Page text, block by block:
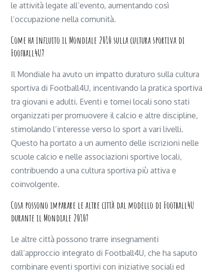
le attività legate all’evento, aumentando così
l’occupazione nella comunità.
Come ha influito il Mondiale 2010 sulla cultura sportiva di
Football4U?
Il Mondiale ha avuto un impatto duraturo sulla cultura
sportiva di Football4U, incentivando la pratica sportiva
tra giovani e adulti. Eventi e tornei locali sono stati
organizzati per promuovere il calcio e altre discipline,
stimolando l’interesse verso lo sport a vari livelli.
Questo ha portato a un aumento delle iscrizioni nelle
scuole calcio e nelle associazioni sportive locali,
contribuendo a una cultura sportiva più attiva e
coinvolgente.
Cosa possono imparare le altre città dal modello di Football4U
durante il Mondiale 2010?
Le altre città possono trarre insegnamenti
dall’approccio integrato di Football4U, che ha saputo
combinare eventi sportivi con iniziative sociali ed